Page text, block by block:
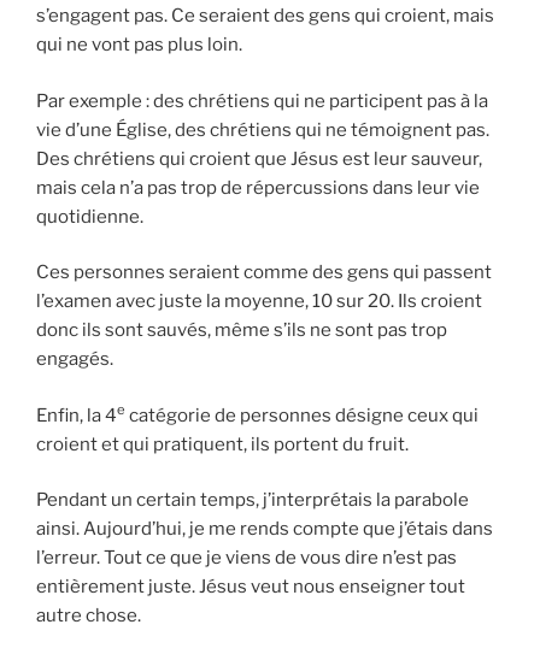
s’engagent pas. Ce seraient des gens qui croient, mais
qui ne vont pas plus loin.
Par exemple : des chrétiens qui ne participent pas à la
vie d’une Église, des chrétiens qui ne témoignent pas.
Des chrétiens qui croient que Jésus est leur sauveur,
mais cela n’a pas trop de répercussions dans leur vie
quotidienne.
Ces personnes seraient comme des gens qui passent
l’examen avec juste la moyenne, 10 sur 20. Ils croient
donc ils sont sauvés, même s’ils ne sont pas trop
engagés.
Enfin, la 4e catégorie de personnes désigne ceux qui
croient et qui pratiquent, ils portent du fruit.
Pendant un certain temps, j’interprétais la parabole
ainsi. Aujourd’hui, je me rends compte que j’étais dans
l’erreur. Tout ce que je viens de vous dire n’est pas
entièrement juste. Jésus veut nous enseigner tout
autre chose.